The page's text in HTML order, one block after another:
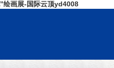
绘画展-国际云顶yd4008